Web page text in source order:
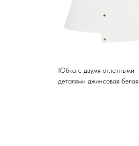
Юбка с двумя отлетными
деталями джинсовая белая